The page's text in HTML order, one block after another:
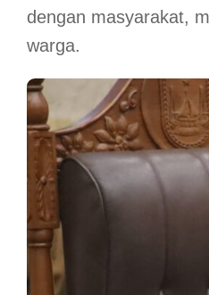
dengan masyarakat,
warga.